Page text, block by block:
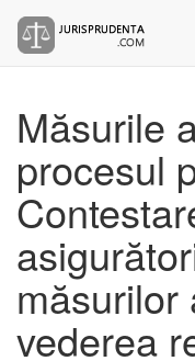
Măsurile
procesul
măsurilor
vederea